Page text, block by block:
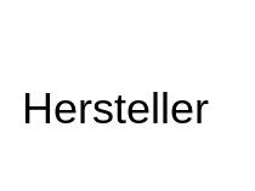
Hersteller